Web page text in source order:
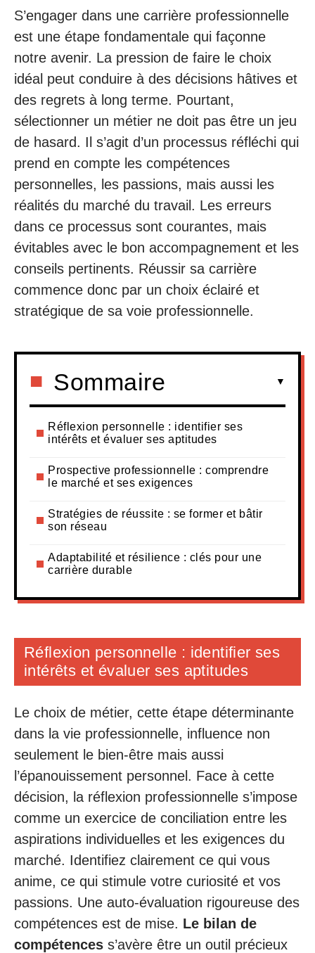
S’engager dans une carrière professionnelle
est une étape fondamentale qui façonne
notre avenir. La pression de faire le choix
idéal peut conduire à des décisions hâtives et
des regrets à long terme. Pourtant,
sélectionner un métier ne doit pas être un jeu
de hasard. Il s’agit d’un processus réfléchi qui
prend en compte les compétences
personnelles, les passions, mais aussi les
réalités du marché du travail. Les erreurs
dans ce processus sont courantes, mais
évitables avec le bon accompagnement et les
conseils pertinents. Réussir sa carrière
commence donc par un choix éclairé et
stratégique de sa voie professionnelle.
Sommaire
Réflexion personnelle : identifier ses
intérêts et évaluer ses aptitudes
Prospective professionnelle : comprendre
le marché et ses exigences
Stratégies de réussite : se former et bâtir
son réseau
Adaptabilité et résilience : clés pour une
carrière durable
Réflexion personnelle : identifier ses
intérêts et évaluer ses aptitudes
Le choix de métier, cette étape déterminante
dans la vie professionnelle, influence non
seulement le bien-être mais aussi
l’épanouissement personnel. Face à cette
décision, la réflexion professionnelle s’impose
comme un exercice de conciliation entre les
aspirations individuelles et les exigences du
marché. Identifiez clairement ce qui vous
anime, ce qui stimule votre curiosité et vos
passions. Une auto-évaluation rigoureuse des
compétences est de mise. Le bilan de
compétences s’avère être un outil précieux